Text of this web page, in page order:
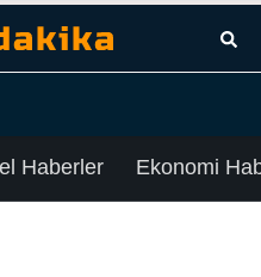
Haberler Ekonomi